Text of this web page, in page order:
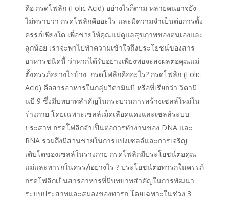
คือ กรดโฟลิก (Folic Acid) อย่างไรก็ตาม หลายคนอาจยัง
ไม่ทราบว่า กรดโฟลิกคืออะไร และมีความจำเป็นต่อการตั้ง
ครรภ์เพียงใด เพื่อช่วยให้คุณแม่ดูแลสุขภาพของตนเองและ
ลูกน้อย เราจะพาไปทำความเข้าใจถึงประโยชน์ของสาร
อาหารชนิดนี้ ว่าหากได้รับอย่างเพียงพอจะส่งผลต่อคุณแม่
ตั้งครรภ์อย่างไรบ้าง กรดโฟลิกคืออะไร? กรดโฟลิก (Folic
Acid) คือสารอาหารในกลุ่มวิตามินบี หรือที่เรียกว่า วิตามิ
นบี 9 ซึ่งมีบทบาทสำคัญในกระบวนการสร้างเซลล์ใหม่ใน
ร่างกาย โดยเฉพาะเซลล์เม็ดเลือดแดงและเซลล์ระบบ
ประสาท กรดโฟลิกจำเป็นต่อการทำงานของ DNA และ
RNA รวมถึงมีส่วนช่วยในการแบ่งเซลล์และการเจริญ
เติบโตของเซลล์ในร่างกาย กรดโฟลิกมีประโยชน์ต่อคุณ
แม่และทารกในครรภ์อย่างไร ? ประโยชน์ต่อทารกในครรภ์
กรดโฟลิกเป็นสารอาหารที่มีบทบาทสำคัญในการพัฒนา
ระบบประสาทและสมองของทารก โดยเฉพาะในช่วง 3